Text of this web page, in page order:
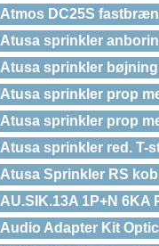
Atmos DC25S
Atusa sprinkler
Atusa sprinkler bøjning
Atusa sprinkler prop
Atusa sprinkler prop
Atusa sprinkler red. T-
Atusa Sprinkler RS
AU.SIK.13A 1P+N 6KA
Audio Adapter Kit